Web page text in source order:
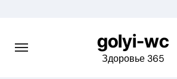
content
golyi-wc
Здоровье 365